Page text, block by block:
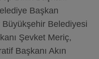
Başkan
Büyükşehir Belediyesi
Şevket Meriç,
Başkanı Akın